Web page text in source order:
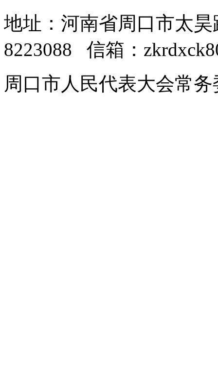
地址：河南省周口市太
8223088 信箱：
周口市人民代表大会常